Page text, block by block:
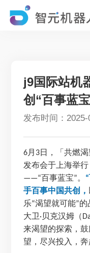
j9国际站机
创“百事蓝
发布时间：
6月 3日，「共燃
发布会于上海举
——“百事蓝宝”。 “
手百事中国共创，
乐“渴望就可能”的
大卫· 贝克汉姆（
来渴望的探索，
望，尽兴投入，奔